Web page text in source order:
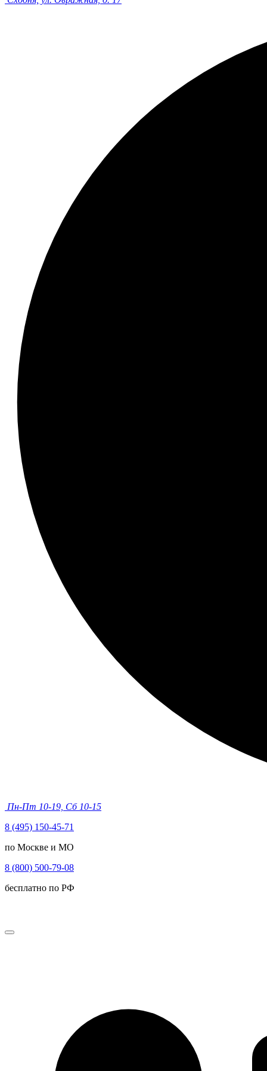
Пн-Пт 10-19, Сб 10-15
8 (495) 150-45-71
по Москве и МО
8 (800) 500-79-08
бесплатно по РФ